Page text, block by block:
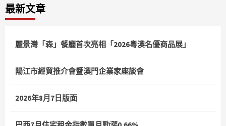
最新文章
麗景灣「森」餐廳首次亮相「2026粵澳名優商品展」
陽江市經貿推介會暨澳門企業家座談會
2026年8月7日版面